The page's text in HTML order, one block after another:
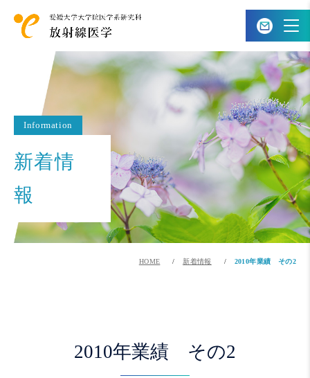
Information
新着情
報
HOME 新着情報 2010年業績 その2
2010年業績 その2